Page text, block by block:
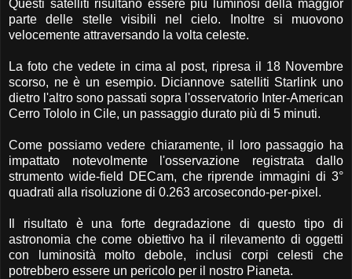
Questi satelliti risultano essere più luminosi della maggior
parte delle stelle visibili nel cielo. Inoltre si muovono
velocemente attraversando la volta celeste.
La foto che vedete in cima al post, ripresa il 18 Novembre
scorso, ne è un esempio. Diciannove satelliti Starlink uno
dietro l'altro sono passati sopra l'osservatorio Inter-American
Cerro Tololo in Cile, un passaggio durato più di 5 minuti.
Come possiamo vedere chiaramente, il loro passaggio ha
impattato notevolmente l'osservazione registrata dallo
strumento wide-field DECam, che riprende immagini di 3°
quadrati alla risoluzione di 0.263 arcosecondo-per-pixel.
Il risultato è una forte degradazione di questo tipo di
astronomia che come obiettivo ha il rilevamento di oggetti
con luminosità molto debole, inclusi corpi celesti che
potrebbero essere un pericolo per il nostro Pianeta.